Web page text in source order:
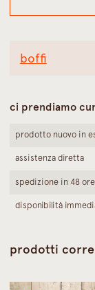
boffi
ci prendiamo
prodotto nuovo in
assistenza diretta
spedizione in 48 ore
disponibilità
prodotti